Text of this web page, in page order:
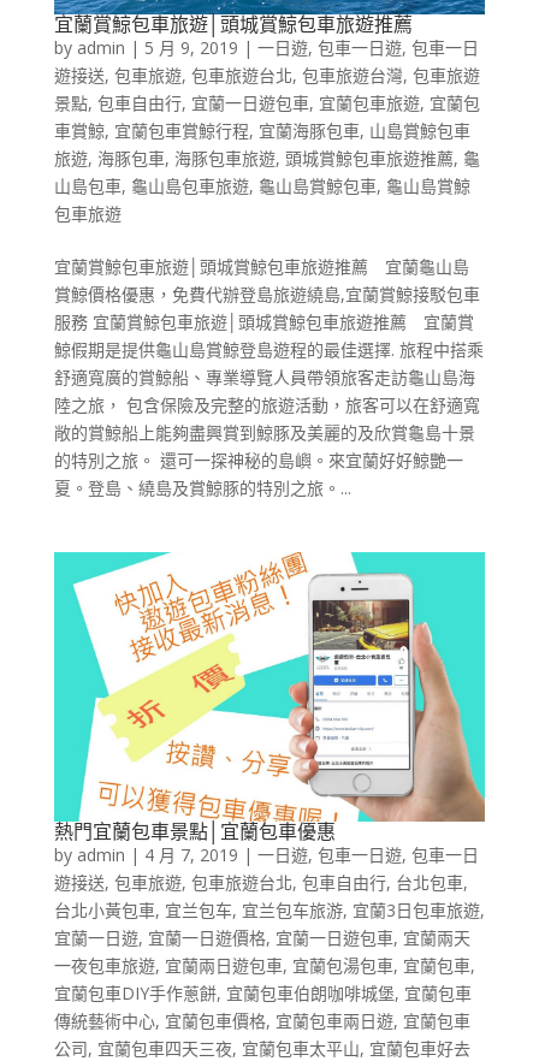
宜蘭賞鯨包車旅遊│頭城賞鯨包車旅遊推薦
by admin | 5 月 9, 2019 | 一日遊, 包車一日遊, 包車一日
遊接送, 包車旅遊, 包車旅遊台北, 包車旅遊台灣, 包車旅遊
景點, 包車自由行, 宜蘭一日遊包車, 宜蘭包車旅遊, 宜蘭包
車賞鯨, 宜蘭包車賞鯨行程, 宜蘭海豚包車, 山島賞鯨包車
旅遊, 海豚包車, 海豚包車旅遊, 頭城賞鯨包車旅遊推薦, 龜
山島包車, 龜山島包車旅遊, 龜山島賞鯨包車, 龜山島賞鯨
包車旅遊
宜蘭賞鯨包車旅遊│頭城賞鯨包車旅遊推薦 宜蘭龜山島
賞鯨價格優惠，免費代辦登島旅遊繞島,宜蘭賞鯨接駁包車
服務 宜蘭賞鯨包車旅遊│頭城賞鯨包車旅遊推薦 宜蘭賞
鯨假期是提供龜山島賞鯨登島遊程的最佳選擇. 旅程中搭乘
舒適寬廣的賞鯨船、專業導覽人員帶領旅客走訪龜山島海
陸之旅， 包含保險及完整的旅遊活動，旅客可以在舒適寬
敞的賞鯨船上能夠盡興賞到鯨豚及美麗的及欣賞龜島十景
的特別之旅。 還可一探神秘的島嶼。來宜蘭好好鯨艷一
夏。登島、繞島及賞鯨豚的特別之旅。...
熱門宜蘭包車景點│宜蘭包車優惠
by admin | 4 月 7, 2019 | 一日遊, 包車一日遊, 包車一日
遊接送, 包車旅遊, 包車旅遊台北, 包車自由行, 台北包車,
台北小黃包車, 宜兰包车, 宜兰包车旅游, 宜蘭3日包車旅遊,
宜蘭一日遊, 宜蘭一日遊價格, 宜蘭一日遊包車, 宜蘭兩天
一夜包車旅遊, 宜蘭兩日遊包車, 宜蘭包湯包車, 宜蘭包車,
宜蘭包車DIY手作蔥餅, 宜蘭包車伯朗咖啡城堡, 宜蘭包車
傳統藝術中心, 宜蘭包車價格, 宜蘭包車兩日遊, 宜蘭包車
公司, 宜蘭包車四天三夜, 宜蘭包車太平山, 宜蘭包車好去